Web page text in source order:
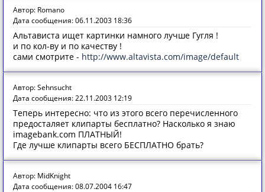
Автор: Romano
Дата сообщения: 06.11.2003 18:36
Альтависта ищет картинки намного лучше Гугля !
и по кол-ву и по качеству !
сами смотрите - http://www.altavista.com/image/default
Автор: Sehnsucht
Дата сообщения: 22.11.2003 12:19
Теперь интересно: что из этого всего перечисленного
предосталяет клипарты бесплатно? Насколько я знаю
imagebank.com ПЛАТНЫЙ!
Где лучше клипарты всего БЕСПЛАТНО брать?
Автор: MidKnight
Дата сообщения: 08.07.2004 16:47